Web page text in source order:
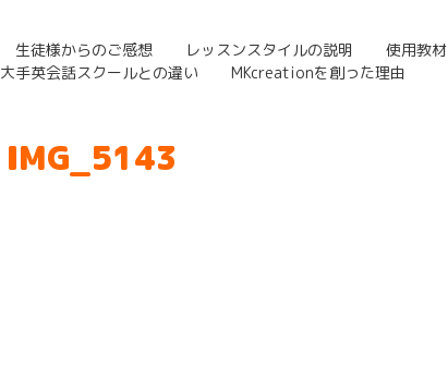
生徒様からのご感想 レッスンスタイルの説明
使用教材
大手英会話スクールとの違い MKcreationを創った理由
IMG_5143